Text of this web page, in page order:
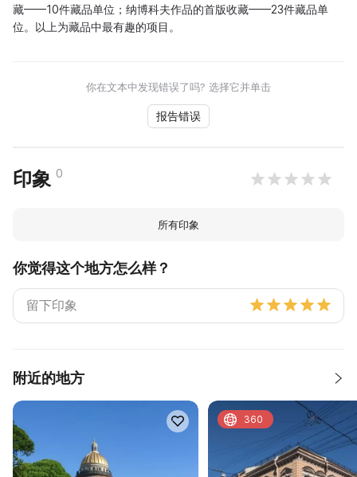
藏——10件藏品单位；纳博科夫作品的首版收藏——23件藏品单
位。以上为藏品中最有趣的项目。
你在文本中发现错误了吗? 选择它并单击
报告错误
印象 0
所有印象
你觉得这个地方怎么样？
附近的地方
360